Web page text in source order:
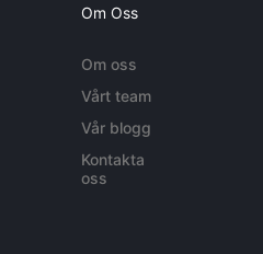
Om Oss
Om oss
Vårt team
Vår blogg
Kontakta
oss